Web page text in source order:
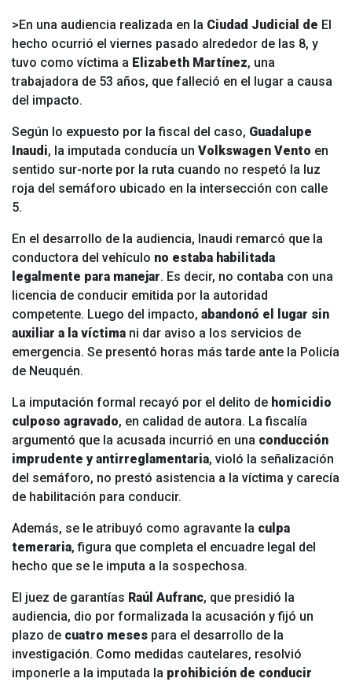
>En una audiencia realizada en la Ciudad Judicial de El
hecho ocurrió el viernes pasado alrededor de las 8, y
tuvo como víctima a Elizabeth Martínez, una
trabajadora de 53 años, que falleció en el lugar a causa
del impacto.
Según lo expuesto por la fiscal del caso, Guadalupe
Inaudi, la imputada conducía un Volkswagen Vento en
sentido sur-norte por la ruta cuando no respetó la luz
roja del semáforo ubicado en la intersección con calle
5.
En el desarrollo de la audiencia, Inaudi remarcó que la
conductora del vehículo no estaba habilitada
legalmente para manejar. Es decir, no contaba con una
licencia de conducir emitida por la autoridad
competente. Luego del impacto, abandonó el lugar sin
auxiliar a la víctima ni dar aviso a los servicios de
emergencia. Se presentó horas más tarde ante la Policía
de Neuquén.
La imputación formal recayó por el delito de homicidio
culposo agravado, en calidad de autora. La fiscalía
argumentó que la acusada incurrió en una conducción
imprudente y antirreglamentaria, violó la señalización
del semáforo, no prestó asistencia a la víctima y carecía
de habilitación para conducir.
Además, se le atribuyó como agravante la culpa
temeraria, figura que completa el encuadre legal del
hecho que se le imputa a la sospechosa.
El juez de garantías Raúl Aufranc, que presidió la
audiencia, dio por formalizada la acusación y fijó un
plazo de cuatro meses para el desarrollo de la
investigación. Como medidas cautelares, resolvió
imponerle a la imputada la prohibición de conducir